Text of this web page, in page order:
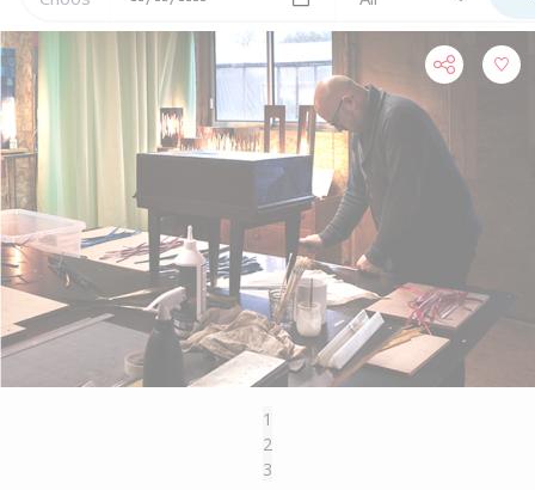
1
2
3